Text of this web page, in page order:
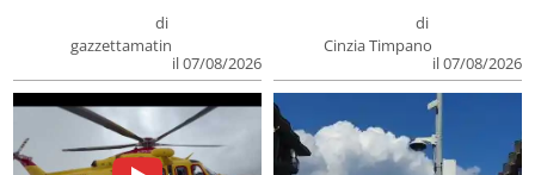
di
gazzettamatin
il 07/08/2026
di
Cinzia Timpano
il 07/08/2026